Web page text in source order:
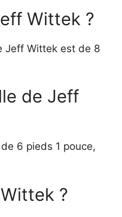
Wittek ?
Jeff Wittek est de 8
de Jeff
6 pieds 1 pouce,
?